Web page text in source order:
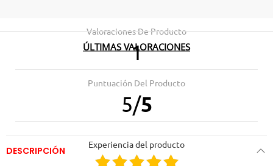
Valoraciones De Producto
1
Puntuación Del Producto
5/5
Experiencia del producto
ÚLTIMAS VALORACIONES
DESCRIPCIÓN